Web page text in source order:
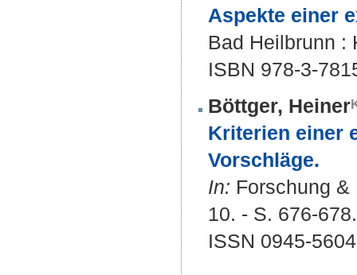
Aspekte einer
Bad Heilbrunn :
ISBN 978-3-
Böttger, Heiner
Kriterien einer
Vorschläge.
In: Forschung
10. - S. 676-678.
ISSN 0945-5604